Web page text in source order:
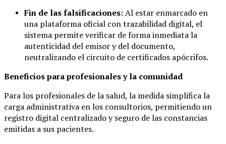
Fin de las falsificaciones:Al estar enmarcado en
una plataforma oficial con trazabilidad digital, el
sistema permite verificar de forma inmediata la
autenticidad del emisor y del documento,
neutralizando el circuito de certificados apócrifos.
Beneficios para profesionales y la comunidad
Para los profesionales de la salud, la medida simplifica la
carga administrativa en los consultorios, permitiendo un
registro digital centralizado y seguro de las constancias
emitidas a sus pacientes.